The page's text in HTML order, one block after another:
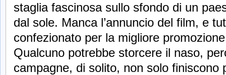
staglia fascinosa sullo sfondo di un
dal sole. Manca l’annuncio del film, e
confezionato per la migliore
Qualcuno potrebbe storcere il naso,
campagne, di solito, non solo finiscono